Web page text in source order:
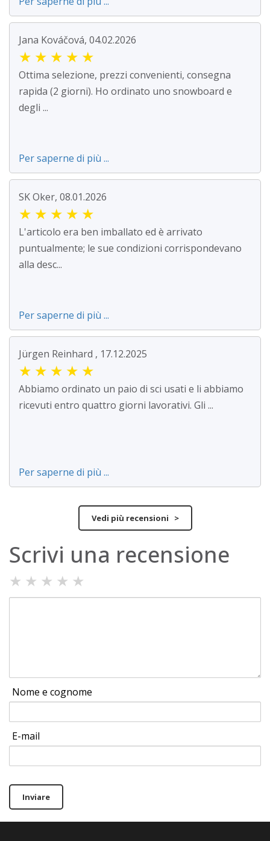
Jana Kováčová, 04.02.2026
★ ★ ★ ★ ★
Ottima selezione, prezzi convenienti, consegna
rapida (2 giorni). Ho ordinato uno snowboard e
degli ...
Per saperne di più ...
SK Oker, 08.01.2026
★ ★ ★ ★ ★
L'articolo era ben imballato ed è arrivato
puntualmente; le sue condizioni corrispondevano
alla desc...
Per saperne di più ...
Jürgen Reinhard , 17.12.2025
★ ★ ★ ★ ★
Abbiamo ordinato un paio di sci usati e li abbiamo
ricevuti entro quattro giorni lavorativi. Gli ...
Per saperne di più ...
Vedi più recensioni >
Scrivi una recensione
★ ★ ★ ★ ★
Nome e cognome
E-mail
Inviare